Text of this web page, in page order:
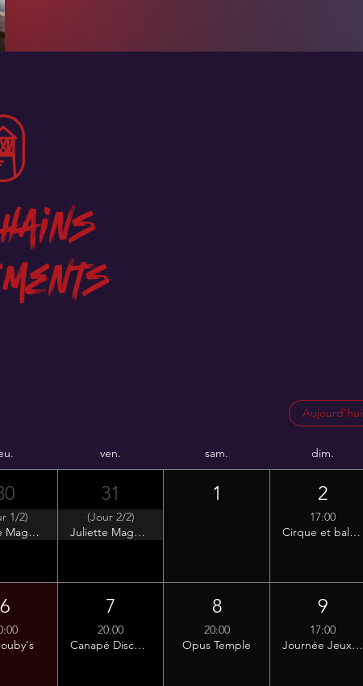
Aujourd'hui
ven. sam. dim.
1/2)
Juliette Magnevasoa
31
(Jour 2/2)
Juliette Magnevasoa
1 2
17:00
Cirque et bal électrotropical 🎷✨
6 7
20:00
Canapé Disco - DJ Pernambuco
8
20:00
Opus Temple
9
17:00
Journée Jeux de Societé